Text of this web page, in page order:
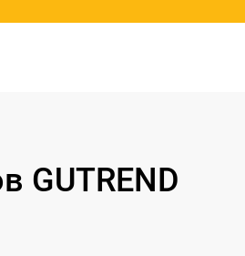
GUTREND